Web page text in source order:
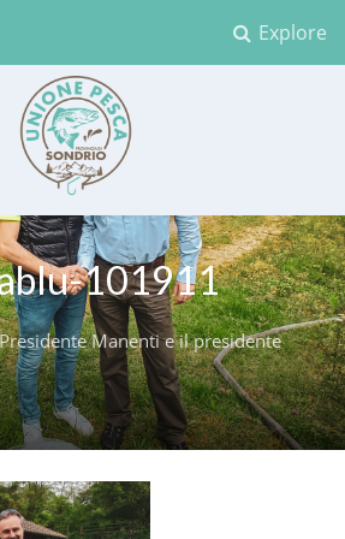
Explore
101911
Manenti e il presidente